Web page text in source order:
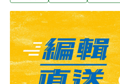
國羅森堡海岸及海洋科學研究
Coastal and Marine Science）
示，「海冰迅速喪失，相較於
這是非常劇烈的損失。這是全
這現象還反過來助長了北極的
越來越多的研究者表示，北極